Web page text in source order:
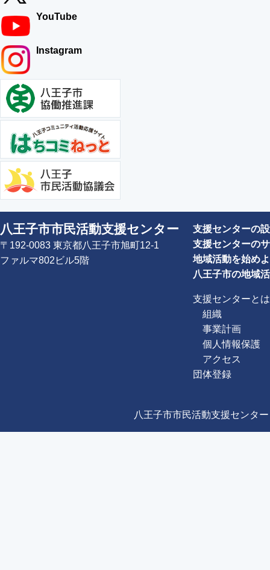
YouTube
Instagram
八王子市市民活動支援センター
〒192-0083 東京都八王子市旭町12-1
ファルマ802ビル5階
支援センターの
支援センターの
地域活動を始め
八王子市の地域
支援センターとは
組織
事業計画
個人情報保護
アクセス
団体登録
八王子市市民活動支援センタ